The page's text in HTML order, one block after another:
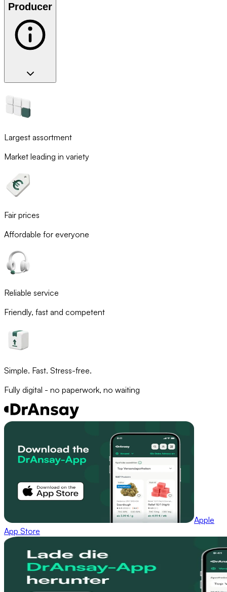
Producer
Largest assortment
Market leading in variety
Fair prices
Affordable for everyone
Reliable service
Friendly, fast and competent
Simple. Fast. Stress-free.
Fully digital - no paperwork, no waiting
Apple
App Store